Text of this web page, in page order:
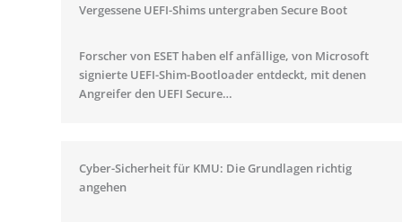
Vergessene UEFI-Shims untergraben Secure Boot
Forscher von ESET haben elf anfällige, von Microsoft
signierte UEFI-Shim-Bootloader entdeckt, mit denen
Angreifer den UEFI Secure…
Cyber-Sicherheit für KMU: Die Grundlagen richtig
angehen